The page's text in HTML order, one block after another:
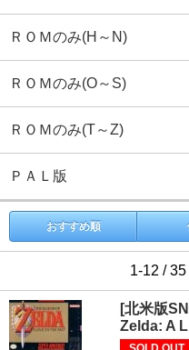
ＲＯＭのみ(H～N)
ＲＯＭのみ(O～S)
ＲＯＭのみ(T～Z)
ＰＡＬ版
おすすめ順
1-12 / 35
[北米版
Zelda: A